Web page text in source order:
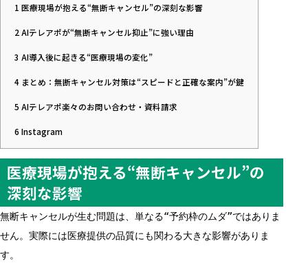
1 医療現場が抱える“無断キャンセル”の深刻な影響
2AIテレアポが“無断キャンセル抑止”に強い理由
3 AI導入後に起きる“医療現場の変化”
4 まとめ：無断キャンセル対策は“スピードと正確な案内”が鍵
5 AIテレアポ楽々のお問い合わせ・資料請求
6 Instagram
医療現場が抱える“無断キャンセル”の
深刻な影響
無断キャンセルが生む問題は、単なる“予約枠のムダ”ではありま
せん。実際には医療提供の品質にも関わる大きな影響がありま
す。